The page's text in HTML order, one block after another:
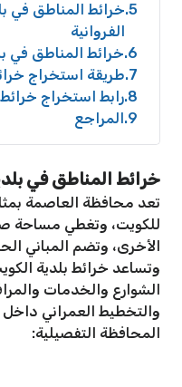
5 خرائط المناطق في
الفروانية
6 خرائط المناطق في
7 طريقة استخراج
8 رابط استخراج
9 المراجع
خرائط المناطق في
تعد محافظة العاصمة
للكويت، وتغطي مساحة
الأخرى، وتضم المباني
وتساعد خرائط بلدية
الشوارع والخدمات
والتخطيط العمراني
المحافظة التفصيلية: